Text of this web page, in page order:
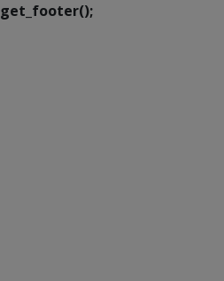
get_footer();